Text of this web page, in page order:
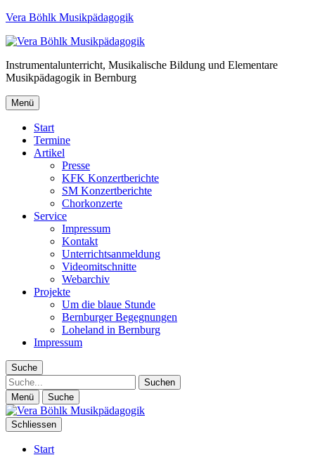
Vera Böhlk Musikpädagogik
Instrumentalunterricht, Musikalische Bildung und Elementare
Musikpädagogik in Bernburg
Menü
Start
Termine
Artikel
Presse
KFK Konzertberichte
SM Konzertberichte
Chorkonzerte
Service
Impressum
Kontakt
Unterrichtsanmeldung
Videomitschnitte
Webarchiv
Projekte
Um die blaue Stunde
Bernburger Begegnungen
Loheland in Bernburg
Impressum
Suche
Suche
Menü Suche
Schliessen
Start